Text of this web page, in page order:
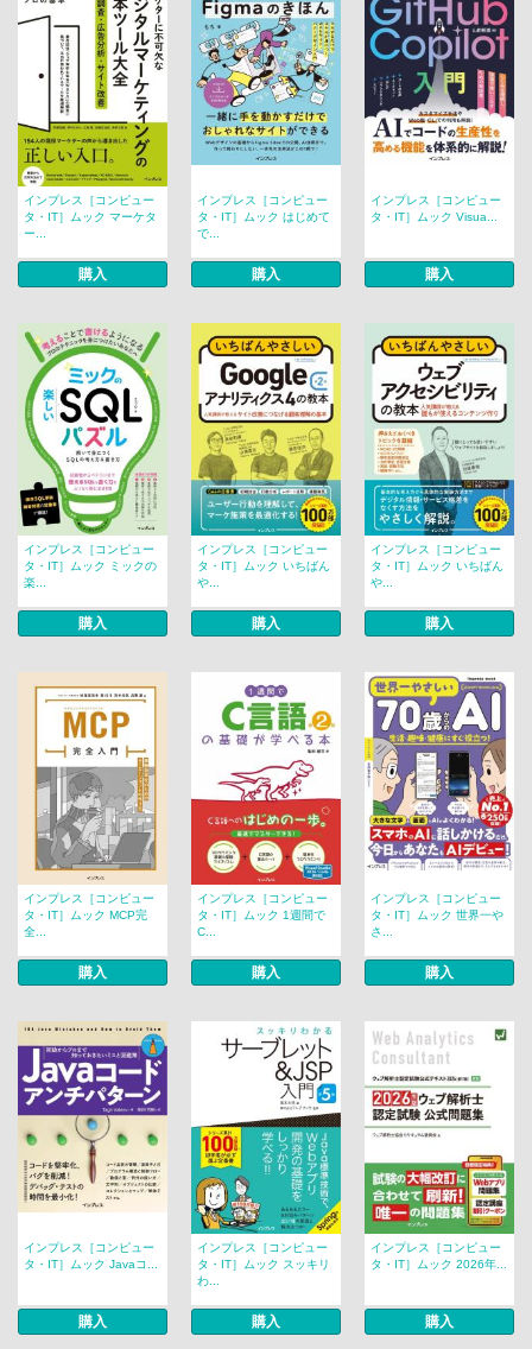
インプレス［コンピュー
タ・IT］ムック マーケタ
ー...
購入
インプレス［コンピュー
タ・IT］ムック はじめて
で...
購入
インプレス［コンピュー
タ・IT］ムック Visua...
購入
インプレス［コンピュー
タ・IT］ムック ミックの
楽...
購入
インプレス［コンピュー
タ・IT］ムック いちばん
や...
購入
インプレス［コンピュー
タ・IT］ムック いちばん
や...
購入
インプレス［コンピュー
タ・IT］ムック MCP完
全...
購入
インプレス［コンピュー
タ・IT］ムック 1週間で
C...
購入
インプレス［コンピュー
タ・IT］ムック 世界一や
さ...
購入
インプレス［コンピュー
タ・IT］ムック Javaコ...
購入
インプレス［コンピュー
タ・IT］ムック スッキリ
わ...
購入
インプレス［コンピュー
タ・IT］ムック 2026年...
購入